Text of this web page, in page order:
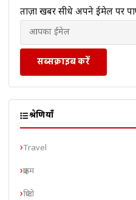
ताज़ा खबरें सीधे अपने ईमेल पर
सब्सक्राइब करें
श्रेणियाँ
Travel
क्राइम
क्रिप्टो